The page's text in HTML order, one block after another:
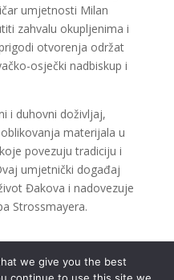
umjetnosti Milan
zahvalu okupljenima i
otvorenja održat
osječki nadbiskup i
i duhovni doživljaj,
materijala u
povezuju tradiciju i
umjetnički događaj
Đakova i nadovezuje
Strossmayera.
we give you the best